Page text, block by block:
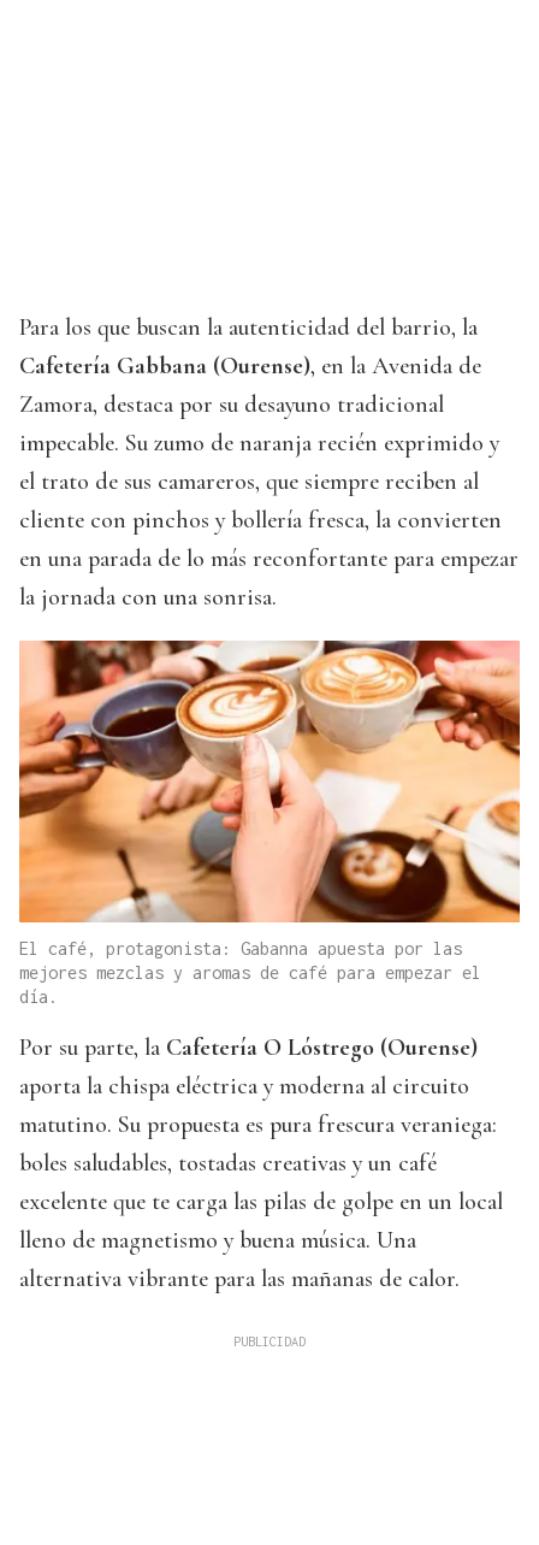
Para los que buscan la autenticidad del barrio, la
Cafetería Gabbana (Ourense), en la Avenida de
Zamora, destaca por su desayuno tradicional
impecable. Su zumo de naranja recién exprimido y
el trato de sus camareros, que siempre reciben al
cliente con pinchos y bollería fresca, la convierten
en una parada de lo más reconfortante para empezar
la jornada con una sonrisa.
El café, protagonista: Gabanna apuesta por las
mejores mezclas y aromas de café para empezar el
día.
Por su parte, la Cafetería O Lóstrego (Ourense)
aporta la chispa eléctrica y moderna al circuito
matutino. Su propuesta es pura frescura veraniega:
boles saludables, tostadas creativas y un café
excelente que te carga las pilas de golpe en un local
lleno de magnetismo y buena música. Una
alternativa vibrante para las mañanas de calor.